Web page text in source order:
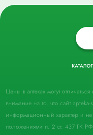
КАТАЛОГ
Цены в аптеках могут
внимание на то, что сайт
информационный характер и
положениями п. 2 ст. 437 ГК